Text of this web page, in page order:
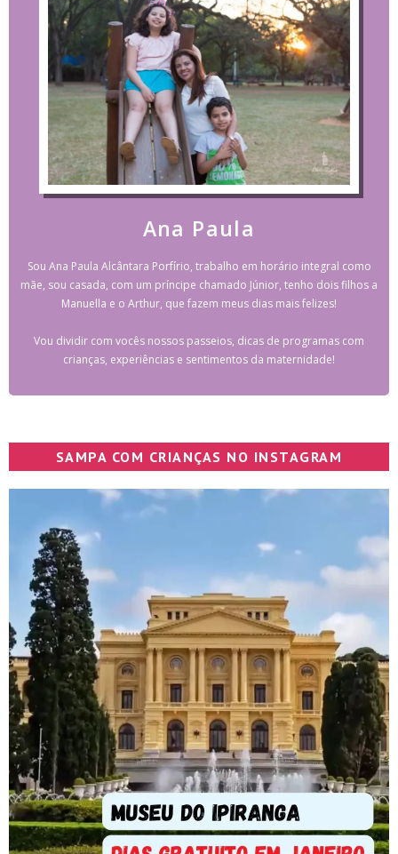
Ana Paula
Sou Ana Paula Alcântara Porfírio, trabalho em horário integral como
mãe, sou casada, com um príncipe chamado Júnior, tenho dois filhos a
Manuella e o Arthur, que fazem meus dias mais felizes!
Vou dividir com vocês nossos passeios, dicas de programas com
crianças, experiências e sentimentos da maternidade!
SAMPA COM CRIANÇAS NO INSTAGRAM